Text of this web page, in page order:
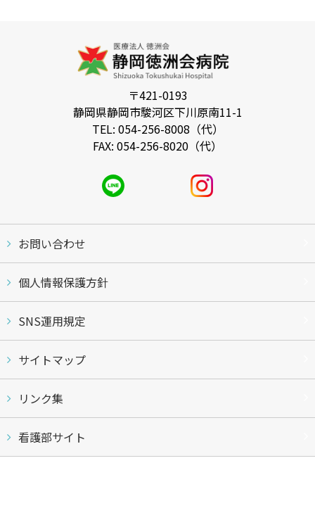
〒421-0193
静岡県静岡市駿河区下川原南11-1
TEL: 054-256-8008（代）
FAX: 054-256-8020（代）
お問い合わせ
個人情報保護方針
SNS運用規定
サイトマップ
リンク集
看護部サイト